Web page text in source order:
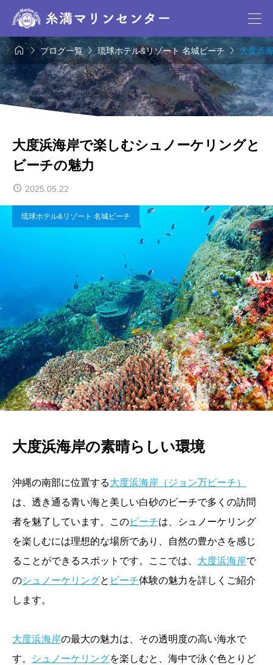
ブログ一覧琉球ホテル&リゾート 名城ビーチ 大度浜
大度浜海岸で楽しむシュノーケリングと
ビーチの魅力
2025.05.22
琉球ホテル&リゾート 名城ビーチ
大度浜海岸の素晴らしい環境
沖縄の南部に位置する大度浜海岸（ジョン万ビーチ）
は、透き通る青い海と美しい白砂のビーチで多くの訪問
者を魅了しています。このビーチは、シュノーケリング
を楽しむには理想的な場所であり、自然の豊かさを感じ
ることができるスポットです。ここでは、 大度浜海岸で
のシュノーケリングと ビーチ体験の魅力を詳しくご紹介
します。
大度浜海岸の最大の魅力は、その透明度の高い海水で
す。
シュノーケリングを楽しむと、海中で泳ぐ色とりど